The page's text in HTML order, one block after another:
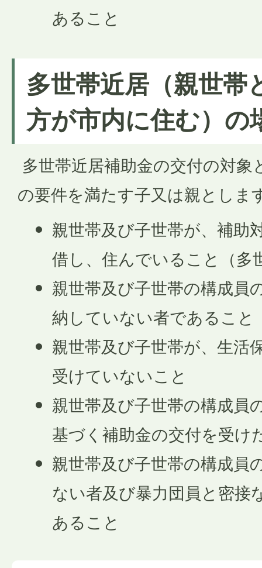
あること
多世帯近居（親世帯
方が市内に住む）の
多世帯近居補助金の交付の対
の要件を満たす子又は親としま
親世帯及び子世帯が、補助
借し、住んでいること（多
親世帯及び子世帯の構成員
納していない者であること
親世帯及び子世帯が、生活
受けていないこと
親世帯及び子世帯の構成員
基づく補助金の交付を受け
親世帯及び子世帯の構成員
ない者及び暴力団員と密接
あること